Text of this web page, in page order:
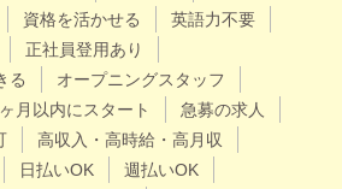
資格を活かせる
英語力不要
正社員登用あり
る
オープニングスタッフ
月以内にスタート
急募の求人
高収入・高時給・高月収
日払いOK
週払いOK